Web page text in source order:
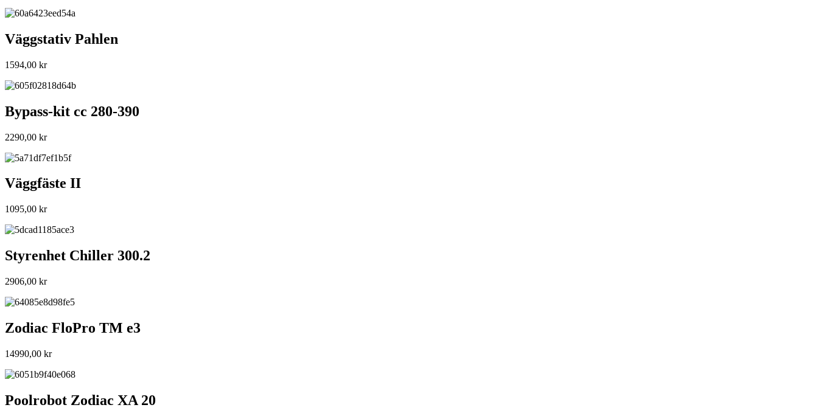
Väggstativ Pahlen
1594,00 kr
Bypass-kit cc 280-390
2290,00 kr
Väggfäste II
1095,00 kr
Styrenhet Chiller 300.2
2906,00 kr
Zodiac FloPro TM e3
14990,00 kr
Poolrobot Zodiac XA 20